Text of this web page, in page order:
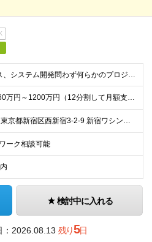
■ビジネス、システム開発問わず何らかのプロジェクト業務に携わった経験(2年以上) ┗サポートではなく、一部領域の担当として任されて携わった経験 ■専門学校、高専卒以上 【このような方にオススメです】
年俸制 560万円～1200万円（12分割して月額支給） ※経験やスキルを考慮して決定します。 ※年額（基本給）：4,606,188円～ ※その他固定手当/月：5,000円 ※固定残業手当/月：82
【本社】 東京都新宿区西新宿3-2-9 新宿ワシントンホテルビル本館2F または 東京都千代田区神田錦町2-2-1 KANDA SQUARE 11F Wework または 都内近郊のクライアン
ーク相談可能
検討中に入れる
2026.08.13 残り5日